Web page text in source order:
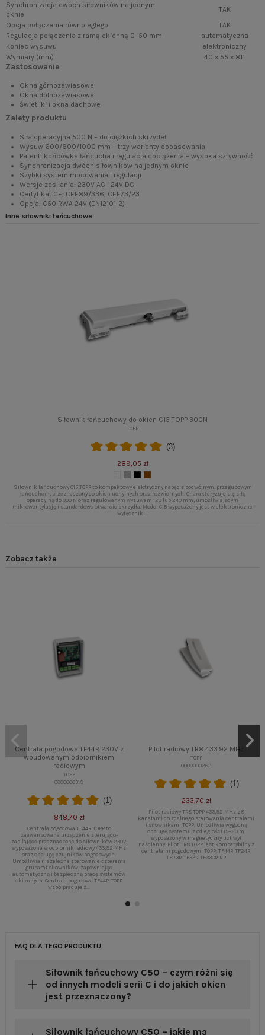
Synchronizacja dwóch siłowników na jednym
oknie
TAK
Opcja połączenia równoległego
TAK
Regulacja połączenia z ramą okienną 0–50 mm
automatyczna
Koniec wysuwu
elektroniczny
Wymiary (mm)
40 × 55 × 811
Zastosowanie
Okna górnozawiasowe
Okna dolnozawiasowe
Świetliki i okna dachowe
Zalety produktu
Siła operacyjna 500 N – do ciężkich skrzydeł
Wysuw 600/800/1000 mm – trzy warianty dopasowania
Patent: końcówka łańcucha i regulacja obciążenia – wysoka sztywność
Synchronizacja dwóch siłowników na jednym oknie
Szybki system mocowania i regulacji
Wersje zasilania: 230V AC i 24V DC
Certyfikat CE; CEE89/336, CEE73/23
Opcja: C50 RWA 24V (EN12101-2)
Inne siłowniki łańcuchowe
Siłownik łańcuchowy do okien C15 TOPP 300N
TOPP
(3)
289,05 zł
Siłownik łańcuchowy C15 TOPP to kompaktowy elektryczny napęd z podwójnym, przegubowym
łańcuchem, przeznaczony do okien uchylnych oraz rozwiernych. Charakteryzuje się siłą
operacyjną do 300 N oraz regulowanym wysuwem 120 lub 240 mm, umożliwiającym
mikrowentylację i standardowe otwarcie skrzydła. Model C15 wyposażony jest w elektroniczne
wyłączniki...
Zobacz także
Centrala pogodowa TF44R 230V z
wbudowanym odbiornikiem
radiowym
TOPP
0000000319
(1)
848,70 zł
Centrala pogodowa TF44R TOPP to
zaawansowane urządzenie sterująco-
zasilające przeznaczone do siłowników 230V,
wyposażone w odbiornik radiowy 433,92 MHz
oraz obsługę czujników pogodowych.
Umożliwia niezależne sterowanie czterema
grupami siłowników, zapewniając
automatyczną i bezpieczną pracę systemów
okiennych. Centrala pogodowa TF44R TOPP
współpracuje z...
Pilot radiowy TR8 433.92 MHz
TOPP
0000000282
(1)
233,70 zł
Pilot radiowy TR8 TOPP 433,92 MHz z 8
kanałami do zdalnego sterowania centralami
i siłownikami TOPP. Umożliwia wygodną
obsługę systemu z odległości 15–20 m,
wyposażony w magnetyczny uchwyt
naścienny. Pilot TR8 TOPP jest kompatybilny z
centralami pogodowymi TOPP: TF44R TF24R
TF23R TF33R TF33CR RR
FAQ DLA TEGO PRODUKTU
Siłownik łańcuchowy C50 – czym różni się
od innych modeli serii C i do jakich okien
jest przeznaczony?
Siłownik łańcuchowy C50 – jakie ma